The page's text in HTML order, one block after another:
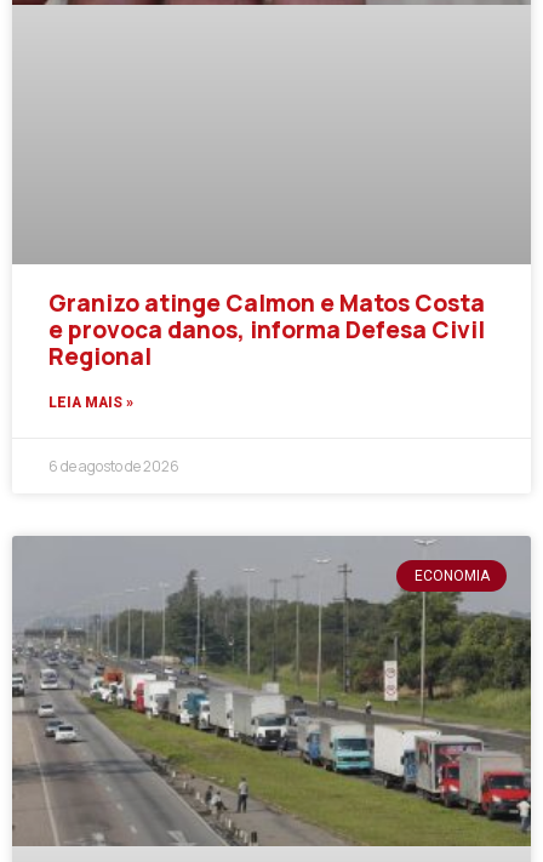
Granizo atinge Calmon e Matos Costa
e provoca danos, informa Defesa Civil
Regional
LEIA MAIS »
6 de agosto de 2026
ECONOMIA